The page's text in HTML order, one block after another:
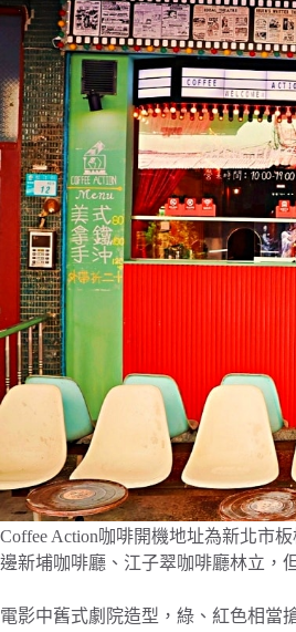
Coffee Action咖啡開機地址為新北市
邊新埔咖啡廳、江子翠咖啡廳林立，
電影中舊式劇院造型，綠、紅色相當